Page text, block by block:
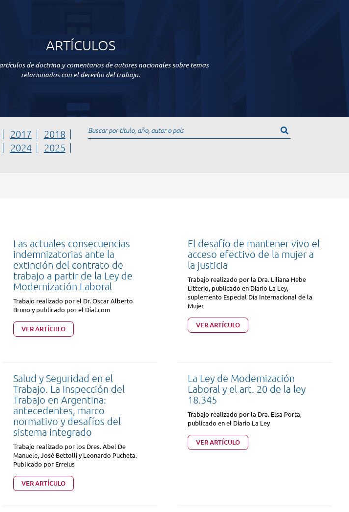
ARTÍCULOS
de doctrina y comentarios de autores nacionales sobre temas
relacionados con el derecho del trabajo.
2017
2018
2024 2025
Las actuales consecuencias
indemnizatorias ante la
extinción del contrato de
trabajo a partir de la Ley de
Modernización Laboral
Trabajo realizado por el Dr. Oscar Alberto
Bruno y publicado por el Dial.com
VER ARTÍCULO
El desafío de mantener vivo el
acceso efectivo de la mujer a
la justicia
Trabajo realizado por la Dra. Liliana Hebe
Litterio, publicado en Diario La Ley,
suplemento Especial Día Internacional de la
Mujer
VER ARTÍCULO
Salud y Seguridad en el
Trabajo. La Inspección del
Trabajo en Argentina:
antecedentes, marco
normativo y desafíos del
sistema integrado
Trabajo realizado por los Dres. Abel De
Manuele, José Bettolli y Leonardo Pucheta.
Publicado por Erreius
VER ARTÍCULO
La Ley de Modernización
Laboral y el art. 20 de la ley
18.345
Trabajo realizado por la Dra. Elsa Porta,
publicado en el Diario La Ley
VER ARTÍCULO